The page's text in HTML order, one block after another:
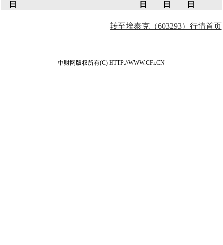
日
日
日
日
转至埃泰克（603293）行情首页
中财网版权所有(C) HTTP://WWW.CFi.CN